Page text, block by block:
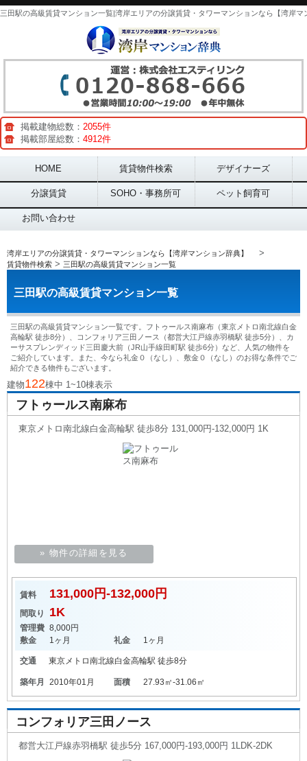
掲載建物総数： 2055件
掲載部屋総数： 4912件
Main menu
HOME 賃貸物件検索 デザイナーズ
分譲賃貸 SOHO・事務所可 ペット飼育可
お問い合わせ
湾岸エリアの分譲賃貸・タワーマンションなら【湾岸マンション辞典】 >
賃貸物件検索 > 三田駅の高級賃貸マンション一覧
三田駅の高級賃貸マンション一覧
三田駅の高級賃貸マンション一覧です。フトゥールス南麻布（東京メトロ南北線白金
高輪駅 徒歩8分）、コンフォリア三田ノース（都営大江戸線赤羽橋駅 徒歩5分）、カ
ーサスプレンディッド三田慶大前（JR山手線田町駅 徒歩6分）など、人気の物件を
ご紹介しています。また、今なら礼金０（なし）、敷金０（なし）のお得な条件でご
紹介できる物件もございます。
建物122棟中 1~10棟表示
フトゥールス南麻布
東京メトロ南北線白金高輪駅 徒歩8分 131,000円-132,000円 1K
» 物件の詳細を見る
賃料 131,000円-132,000円
間取り 1K
管理費 8,000円
敷金
1ヶ月 礼金 1ヶ月
交通 東京メトロ南北線白金高輪駅 徒歩8分
築年月 2010年01月 面積 27.93㎡-31.06㎡
コンフォリア三田ノース
都営大江戸線赤羽橋駅 徒歩5分 167,000円-193,000円 1LDK-2DK